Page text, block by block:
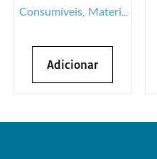
Consumíveis, Material
Adicionar